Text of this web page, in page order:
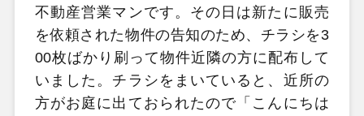
不動産営業マンです。その日は新たに販売
を依頼された物件の告知のため、チラシを3
00枚ばかり刷って物件近隣の方に配布して
いました。チラシをまいていると、近所の
方がお庭に出ておられたので「こんにちは